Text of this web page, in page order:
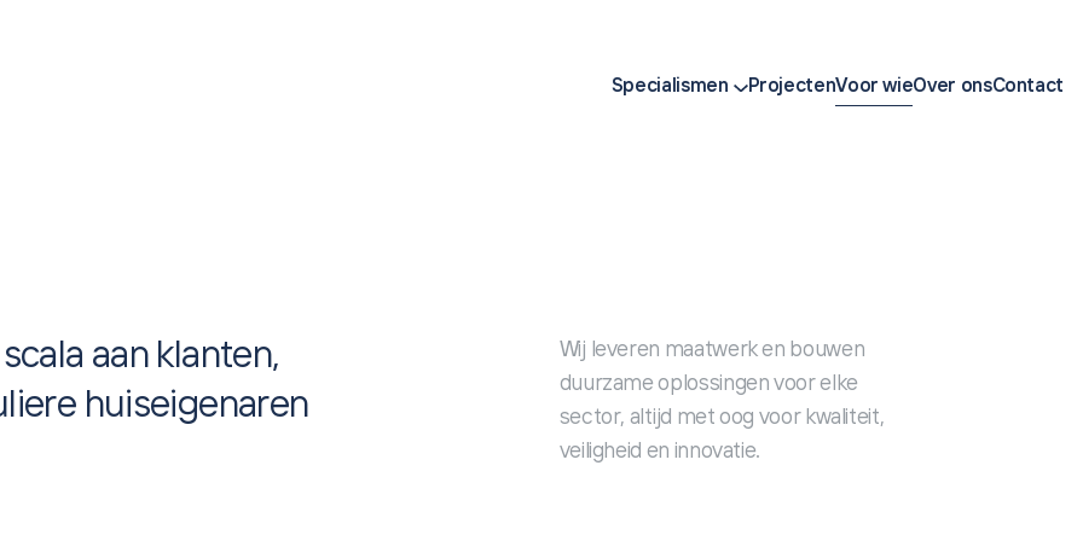
Specialismen ProjectenVoor wieOver onsContact
scala aan klanten,
liere huiseigenaren
Wij leveren maatwerk en bouwen
duurzame oplossingen voor elke
sector, altijd met oog voor kwaliteit,
veiligheid en innovatie.